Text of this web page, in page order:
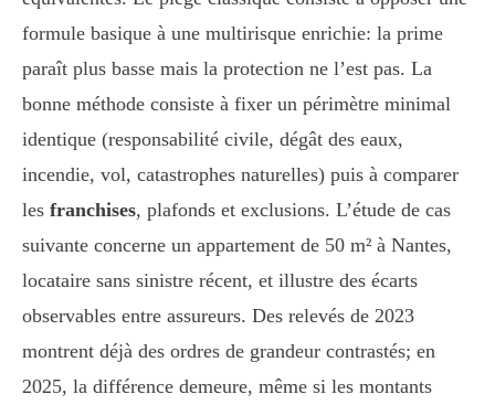
formule basique à une multirisque enrichie: la prime
paraît plus basse mais la protection ne l’est pas. La
bonne méthode consiste à fixer un périmètre minimal
identique (responsabilité civile, dégât des eaux,
incendie, vol, catastrophes naturelles) puis à comparer
les franchises, plafonds et exclusions. L’étude de cas
suivante concerne un appartement de 50 m² à Nantes,
locataire sans sinistre récent, et illustre des écarts
observables entre assureurs. Des relevés de 2023
montrent déjà des ordres de grandeur contrastés; en
2025, la différence demeure, même si les montants